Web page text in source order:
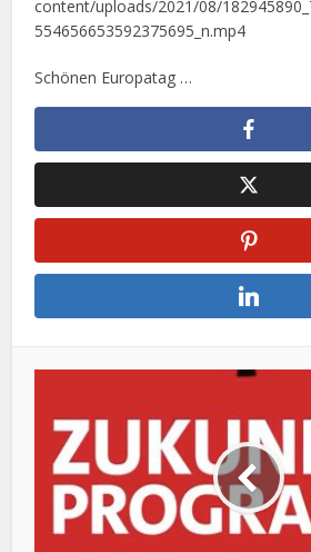
content/uploads/2021/08/
554656653592375695_n.mp4
Schönen Europatag …